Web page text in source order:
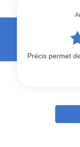
Précis permet